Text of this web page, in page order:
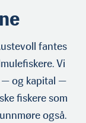
fantes
Vi
— og kapital —
fiskere som
også.